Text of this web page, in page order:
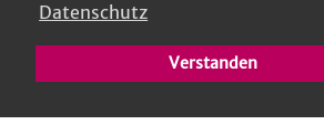
Datenschutz
Verstanden